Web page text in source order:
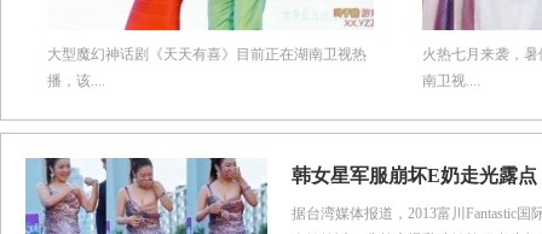
大型魔幻神话剧《天天有喜》目前正在湖南卫视热
播，该....
火热七月来袭，
南卫视....
韩女星军服崩坏E奶走光露点
据台湾媒体报道，2013富川Fantastic